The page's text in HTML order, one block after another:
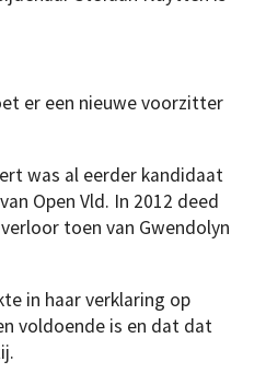
er een nieuwe voorzitter
was al eerder kandidaat
Open Vld. In 2012 deed
toen van Gwendolyn
in haar verklaring op
voldoende is en dat dat